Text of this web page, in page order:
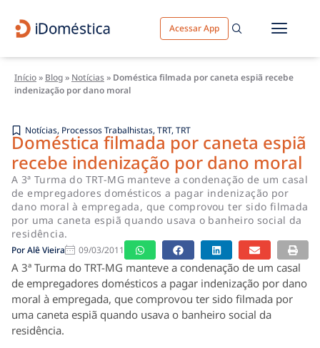
Acessar App
Início» Blog» Notícias» Doméstica filmada por caneta espiã recebe
indenização por dano moral
Notícias, Processos Trabalhistas,TRT,TRT
Doméstica filmada por caneta espiã
recebe indenização por dano moral
A 3ª Turma do TRT-MG manteve a condenação de um casal
de empregadores domésticos a pagar indenização por
dano moral à empregada, que comprovou ter sido filmada
por uma caneta espiã quando usava o banheiro social da
residência.
PorAlê Vieira 09/03/2011
A 3ª Turma do TRT-MG manteve a condenação de um casal
de empregadores domésticos a pagar indenização por dano
moral à empregada, que comprovou ter sido filmada por
uma caneta espiã quando usava o banheiro social da
residência.